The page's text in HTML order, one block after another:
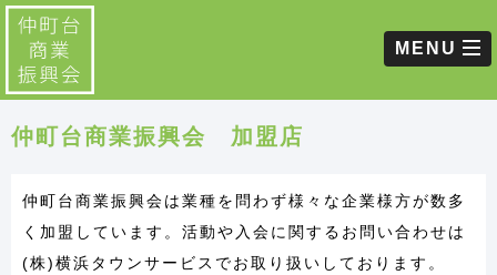
MENU
仲町台商業振興会 加盟店
仲町台商業振興会は業種を問わず様々な企業様方が数多
く加盟しています。活動や入会に関するお問い合わせは
(株)横浜タウンサービスでお取り扱いしております。